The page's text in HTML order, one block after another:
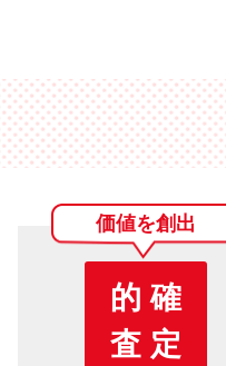
価値を創出
的 確
査 定